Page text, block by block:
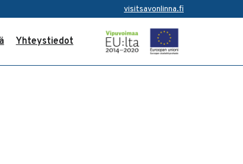
visitsavonlinna.fi
Yhteystiedot